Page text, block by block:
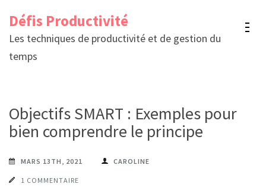
contenu
(Pressez
Défis Productivité
Les techniques de productivité et de gestion du
temps
Objectifs SMART : Exemples pour
bien comprendre le principe
MARS 13TH, 2021 CAROLINE
1 COMMENTAIRE